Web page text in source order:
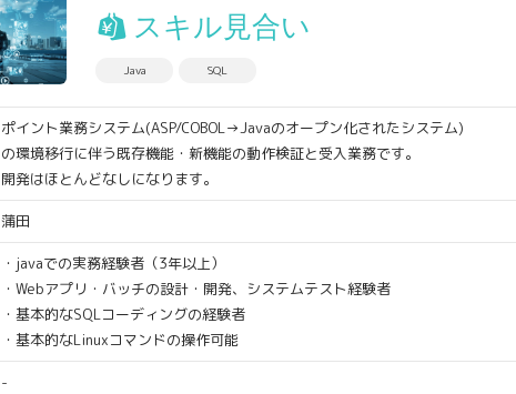
スキル見合い
Java SQL
ポイント業務システム(ASP/COBOL→Javaのオープン化されたシステム)
の環境移行に伴う既存機能・新機能の動作検証と受入業務です。
開発はほとんどなしになります。
蒲田
・javaでの実務経験者（3年以上）
・Webアプリ・バッチの設計・開発、システムテスト経験者
・基本的なSQLコーディングの経験者
・基本的なLinuxコマンドの操作可能
-